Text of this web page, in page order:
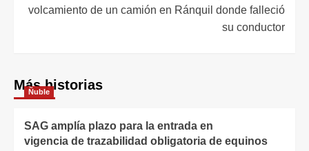
volcamiento de un camión en Ránquil donde falleció
su conductor
Más historias
Ñuble
SAG amplía plazo para la entrada en
vigencia de trazabilidad obligatoria de equinos